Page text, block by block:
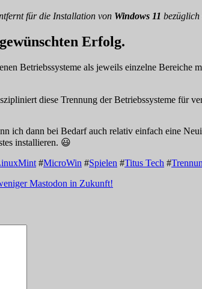
für die Installation von Windows 11
Erfolg.
Betriebssysteme als jeweils einzelne Bereiche
diese Trennung der Betriebssysteme für
ich dann bei Bedarf auch relativ einfach eine
installieren. 😃
#MicroWin #Spielen #Titus Tech #
Mastodon in Zukunft!